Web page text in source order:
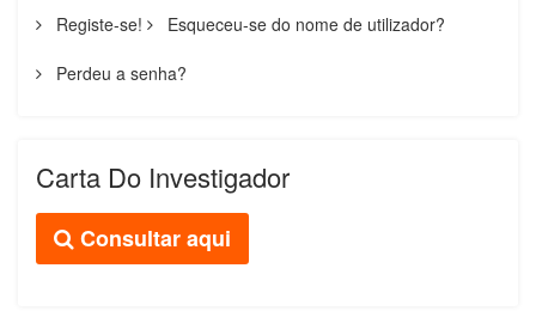
Registe-se! Esqueceu-se do nome de utilizador?
Perdeu a senha?
Carta Do Investigador
Consultar aqui